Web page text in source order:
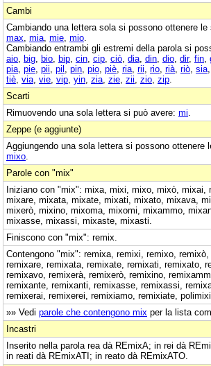
Cambi
Cambiando una lettera sola si possono ottenere le
max mia mie mio
Cambiando entrambi gli estremi della parola si
aio big bio bip cin cip ciò dia din dio dir, fin
pia pie pii pil pin pio piè ria rii rio rià riò sia
tiè via vie vip yin zia zie zii zio zip
Scarti
Rimuovendo una sola lettera si può avere: mi
Zeppe (e aggiunte)
Aggiungendo una sola lettera si possono ottenere
mixo
Parole con "mix"
Iniziano con "mix": mixa, mixi, mixo, mixò, mixai,
mixare, mixata, mixate, mixati, mixato, mixava,
mixerò, mixino, mixoma, mixomi, mixammo,
mixasse, mixassi, mixaste, mixasti.
Finiscono con "mix": remix.
Contengono "mix": remixa, remixi, remixo, remixò,
remixare, remixata, remixate, remixati, remixato,
remixavo, remixerà, remixerò, remixino,
remixante, remixanti, remixasse, remixassi,
remixerai, remixerei, remixiamo, remixiate,
»» Vedi parole che contengono mix per la lista
Incastri
Inserito nella parola rea dà REmixA; in rei dà
in reati dà REmixATI; in reato dà REmixATO.